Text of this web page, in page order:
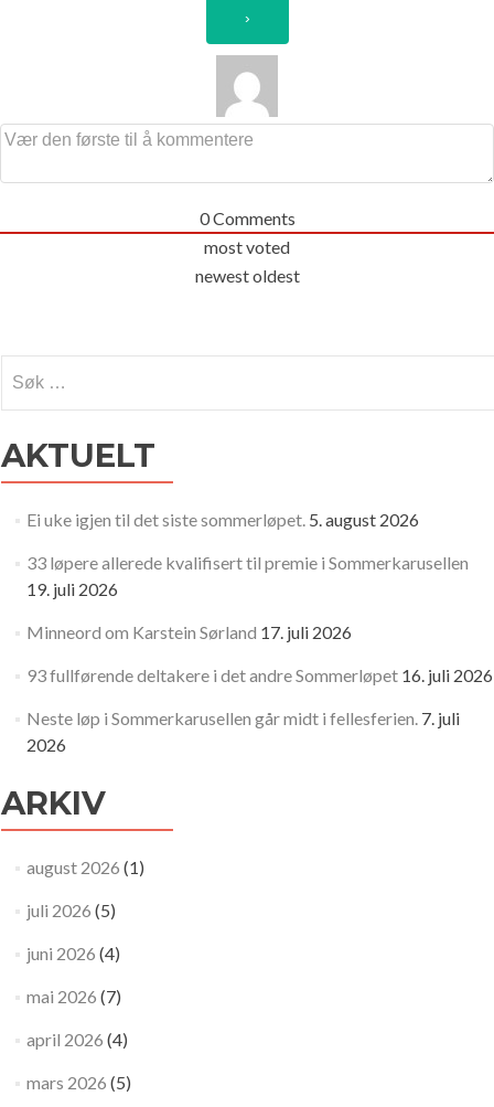
0Comments
most voted
newestoldest
etter:
AKTUELT
Ei uke igjen til det siste sommerløpet. 5. august 2026
33 løpere allerede kvalifisert til premie i Sommerkarusellen
19. juli 2026
Minneord om Karstein Sørland 17. juli 2026
93 fullførende deltakere i det andre Sommerløpet 16. juli 2026
Neste løp i Sommerkarusellen går midt i fellesferien. 7. juli
2026
ARKIV
august 2026 (1)
juli 2026 (5)
juni 2026 (4)
mai 2026 (7)
april 2026 (4)
mars 2026 (5)